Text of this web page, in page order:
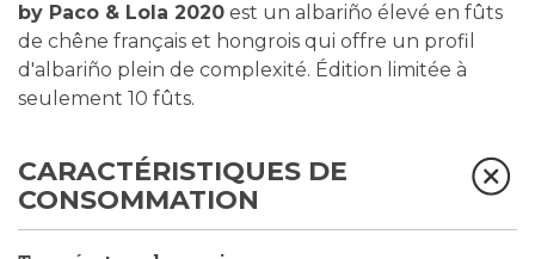
by Paco & Lola 2020 est un albariño élevé en fûts
de chêne français et hongrois qui offre un profil
d'albariño plein de complexité. Édition limitée à
seulement 10 fûts.
CARACTÉRISTIQUES DE
CONSOMMATION